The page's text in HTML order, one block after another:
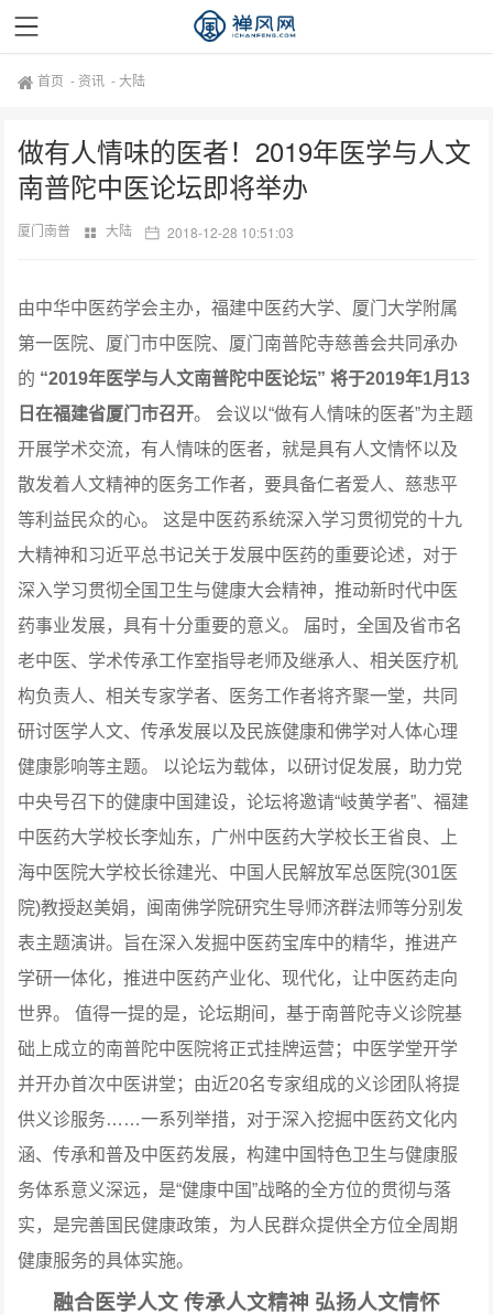
首页 - 资讯 -大陆
做有人情味的医者！2019年医学与人文
南普陀中医论坛即将举办
厦门南普 大陆 2018-12-28 10:51:03
由中华中医药学会主办，福建中医药大学、厦门大学附属
第一医院、厦门市中医院、厦门南普陀寺慈善会共同承办
的 “2019年医学与人文南普陀中医论坛” 将于2019年1月13
日在福建省厦门市召开。
会议以“做有人情味的医者”为主题
开展学术交流，有人情味的医者，就是具有人文情怀以及
散发着人文精神的医务工作者，要具备仁者爱人、慈悲平
等利益民众的心。
这是中医药系统深入学习贯彻党的十九
大精神和习近平总书记关于发展中医药的重要论述，对于
深入学习贯彻全国卫生与健康大会精神，推动新时代中医
药事业发展，具有十分重要的意义。
届时，全国及省市名
老中医、学术传承工作室指导老师及继承人、相关医疗机
构负责人、相关专家学者、医务工作者将齐聚一堂，共同
研讨医学人文、传承发展以及民族健康和佛学对人体心理
健康影响等主题。
以论坛为载体，以研讨促发展，助力党
中央号召下的健康中国建设，论坛将邀请“岐黄学者”、福建
中医药大学校长李灿东，广州中医药大学校长王省良、上
海中医院大学校长徐建光、中国人民解放军总医院(301医
院)教授赵美娟，闽南佛学院研究生导师济群法师等分别发
表主题演讲。旨在深入发掘中医药宝库中的精华，推进产
学研一体化，推进中医药产业化、现代化，让中医药走向
世界。
值得一提的是，论坛期间，基于南普陀寺义诊院基
础上成立的南普陀中医院将正式挂牌运营；中医学堂开学
并开办首次中医讲堂；由近20名专家组成的义诊团队将提
供义诊服务……一系列举措，对于深入挖掘中医药文化内
涵、传承和普及中医药发展，构建中国特色卫生与健康服
务体系意义深远，是“健康中国”战略的全方位的贯彻与落
实，是完善国民健康政策，为人民群众提供全方位全周期
健康服务的具体实施。
融合医学人文 传承人文精神 弘扬人文情怀